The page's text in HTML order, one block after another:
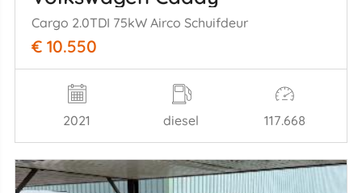
Cargo 2.0TDI 75kW Airco Schuifdeur
€ 10.550
2021 diesel 117.668